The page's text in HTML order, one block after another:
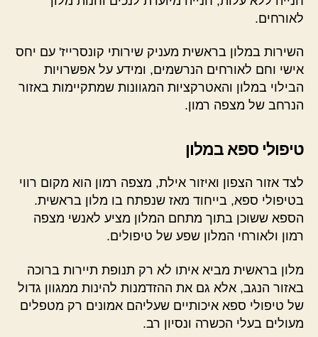
לאורחים.
השירות במלון בראשית מעניק שירותי קונסרייז' עם יחס
אישי וחם לאורחים הנרשמים, ומידע על אפשרויות
הבילוי במלון והאטרקציות המגוונות שמתקיימות באזור
הנרחב של מצפה רמון.
טיפולי ספא במלון
לצד אזור הצפון ואיזור אילת, מצפה רמון הוא מקום רווי
בטיפולי ספא, בייחוד מאז שנפתח בו מלון בראשית.
הספא ששוכן בתוך מתחם המלון מציע לאנשי מצפה
רמון ולאורחי המלון שפע של טיפולים.
מלון בראשית מביא איתו לא רק תנופת תיירות ברוכה
באזור הנגב, אלא גם את ההזדמנות להינות ממגוון גדול
של טיפולי ספא איכותיים שעליהם אמונים רק מטפלים
מעולים בעלי הכשרה ונסיון רב.